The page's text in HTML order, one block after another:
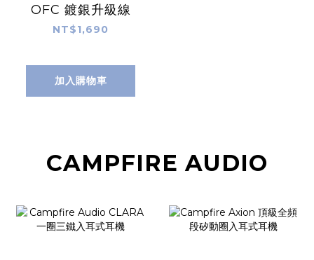
OFC 鍍銀升級線
NT$1,690
加入購物車
CAMPFIRE AUDIO